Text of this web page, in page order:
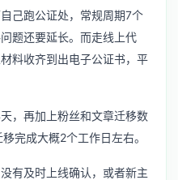
己跑公证处，常规周期7个
题还要延长。而走线上代
料收齐到出电子公证书，平
，再加上粉丝和文章迁移数
完成大概2个工作日左右。
有及时上线确认，或者新主